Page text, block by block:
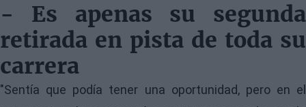
- Es apenas su segunda
retirada en pista de toda su
carrera
"Sentía que podía tener una oportunidad, pero en el